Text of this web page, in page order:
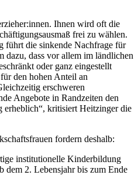
Ihnen wird oft die
frei zu wählen.
führt die sinkende Nachfrage für
dazu, dass vor allem im ländlichen
oder ganz eingestellt
den hohen Anteil an
erschweren
Angebote in Randzeiten den
erheblich“, kritisiert Heitzinger die
fordern deshalb:
institutionelle Kinderbildung
dem 2. Lebensjahr bis zum Ende